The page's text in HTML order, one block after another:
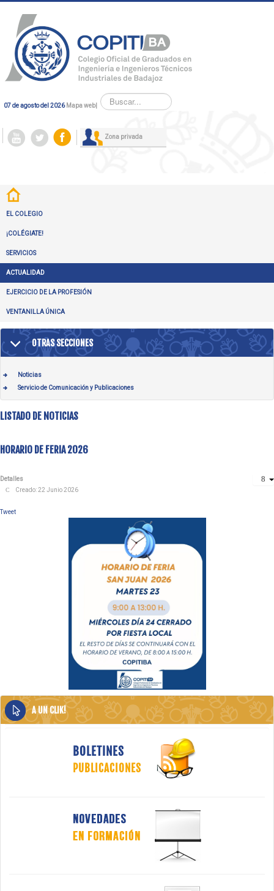
07 de agosto del 2026 Mapa web|
Buscar...
Zona privada
EL COLEGIO
¡COLÉGIATE!
SERVICIOS
ACTUALIDAD
EJERCICIO DE LA PROFESIÓN
VENTANILLA ÚNICA
OTRAS SECCIONES
Noticias
Servicio de Comunicación y Publicaciones
LISTADO DE NOTICIAS
HORARIO DE FERIA 2026
Detalles
Creado: 22 Junio 2026
Tweet
A UN CLIK!